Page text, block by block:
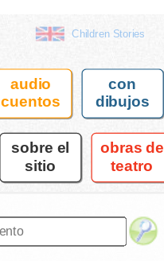
Children Stories
audio
cuentos
con
dibujos
sobre el
sitio
obras de
teatro